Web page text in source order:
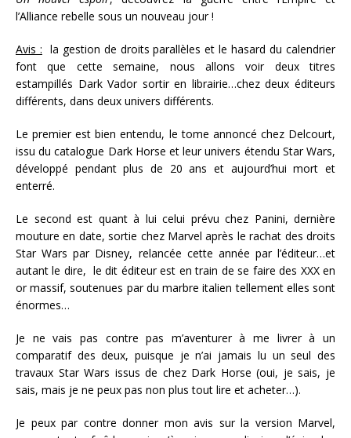
l’Alliance rebelle sous un nouveau jour !
Avis : la gestion de droits parallèles et le hasard du calendrier
font que cette semaine, nous allons voir deux titres
estampillés Dark Vador sortir en librairie…chez deux éditeurs
différents, dans deux univers différents.
Le premier est bien entendu, le tome annoncé chez Delcourt,
issu du catalogue Dark Horse et leur univers étendu Star Wars,
développé pendant plus de 20 ans et aujourd’hui mort et
enterré.
Le second est quant à lui celui prévu chez Panini, dernière
mouture en date, sortie chez Marvel après le rachat des droits
Star Wars par Disney, relancée cette année par l’éditeur…et
autant le dire, le dit éditeur est en train de se faire des XXX en
or massif, soutenues par du marbre italien tellement elles sont
énormes…
Je ne vais pas contre pas m’aventurer à me livrer à un
comparatif des deux, puisque je n’ai jamais lu un seul des
travaux Star Wars issus de chez Dark Horse (oui, je sais, je
sais, mais je ne peux pas non plus tout lire et acheter…).
Je peux par contre donner mon avis sur la version Marvel,